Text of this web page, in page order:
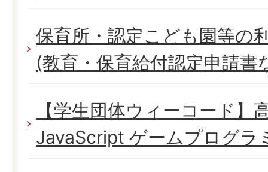
保育所・認定こども園等の
(教育・保育給付認定申請書
【学生団体ウィーコード】
JavaScript ゲームプログラ